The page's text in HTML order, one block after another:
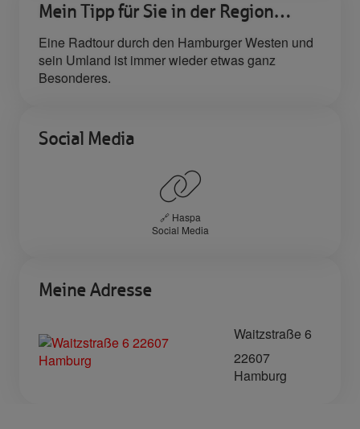
Mein Tipp für Sie in der Region…
Eine Radtour durch den Hamburger Westen und
sein Umland ist immer wieder etwas ganz
Besonderes.
Social Media
🔗 Haspa
Social Media
Meine Adresse
Waitzstraße 6
22607
Hamburg